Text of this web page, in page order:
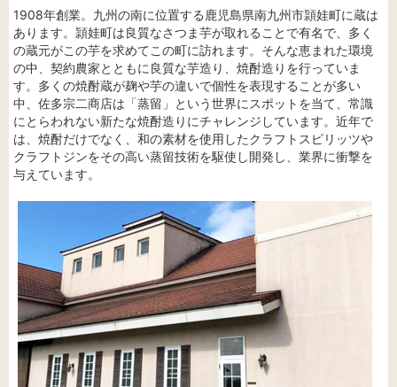
1908年創業。九州の南に位置する鹿児島県南九州市頴娃町に蔵は
あります。頴娃町は良質なさつま芋が取れることで有名で、多く
の蔵元がこの芋を求めてこの町に訪れます。そんな恵まれた環境
の中、契約農家とともに良質な芋造り、焼酎造りを行っていま
す。多くの焼酎蔵が麹や芋の違いで個性を表現することが多い
中、佐多宗二商店は「蒸留」という世界にスポットを当て、常識
にとらわれない新たな焼酎造りにチャレンジしています。近年で
は、焼酎だけでなく、和の素材を使用したクラフトスピリッツや
クラフトジンをその高い蒸留技術を駆使し開発し、業界に衝撃を
与えています。